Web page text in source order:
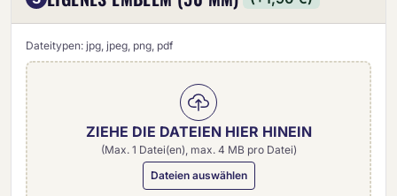
Dateitypen: jpg, jpeg, png, pdf
ZIEHE DIE DATEIEN HIER HINEIN
(Max. 1 Datei(en), max. 4 MB pro Datei)
Dateien auswählen